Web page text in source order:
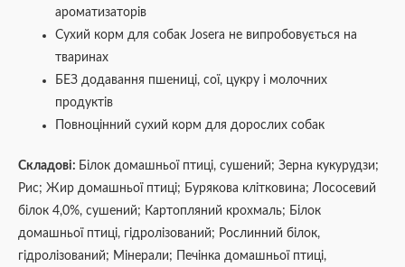
ароматизаторів
Сухий корм для собак Josera не випробовується на
тваринах
БЕЗ додавання пшениці, сої, цукру і молочних
продуктів
Повноцінний сухий корм для дорослих собак
Складові: Білок домашньої птиці, сушений; Зерна кукурудзи;
Рис; Жир домашньої птиці; Бурякова клітковина; Лососевий
білок 4,0%, сушений; Картопляний крохмаль; Білок
домашньої птиці, гідролізований; Рослинний білок,
гідролізований; Мінерали; Печінка домашньої птиці,